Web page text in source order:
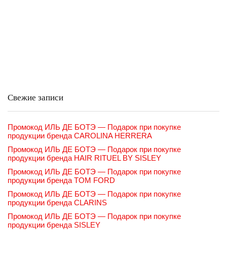
Свежие записи
Промокод ИЛЬ ДЕ БОТЭ — Подарок при покупке
продукции бренда CAROLINA HERRERA
Промокод ИЛЬ ДЕ БОТЭ — Подарок при покупке
продукции бренда HAIR RITUEL BY SISLEY
Промокод ИЛЬ ДЕ БОТЭ — Подарок при покупке
продукции бренда TOM FORD
Промокод ИЛЬ ДЕ БОТЭ — Подарок при покупке
продукции бренда CLARINS
Промокод ИЛЬ ДЕ БОТЭ — Подарок при покупке
продукции бренда SISLEY